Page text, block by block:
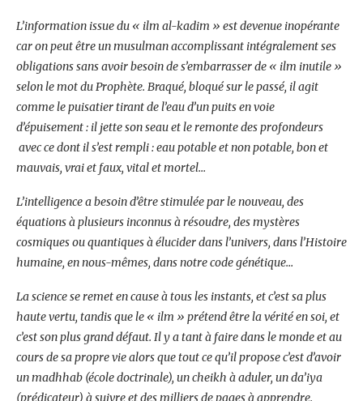
L’information issue du « ilm al-kadim » est devenue inopérante
car on peut être un musulman accomplissant intégralement ses
obligations sans avoir besoin de s’embarrasser de « ilm inutile »
selon le mot du Prophète. Braqué, bloqué sur le passé, il agit
comme le puisatier tirant de l’eau d’un puits en voie
d’épuisement : il jette son seau et le remonte des profondeurs
avec ce dont il s’est rempli : eau potable et non potable, bon et
mauvais, vrai et faux, vital et mortel…
L’intelligence a besoin d’être stimulée par le nouveau, des
équations à plusieurs inconnus à résoudre, des mystères
cosmiques ou quantiques à élucider dans l’univers, dans l’Histoire
humaine, en nous-mêmes, dans notre code génétique…
La science se remet en cause à tous les instants, et c’est sa plus
haute vertu, tandis que le « ilm » prétend être la vérité en soi, et
c’est son plus grand défaut. Il y a tant à faire dans le monde et au
cours de sa propre vie alors que tout ce qu’il propose c’est d’avoir
un madhhab (école doctrinale), un cheikh à aduler, un da’iya
(prédicateur) à suivre et des milliers de pages à apprendre.